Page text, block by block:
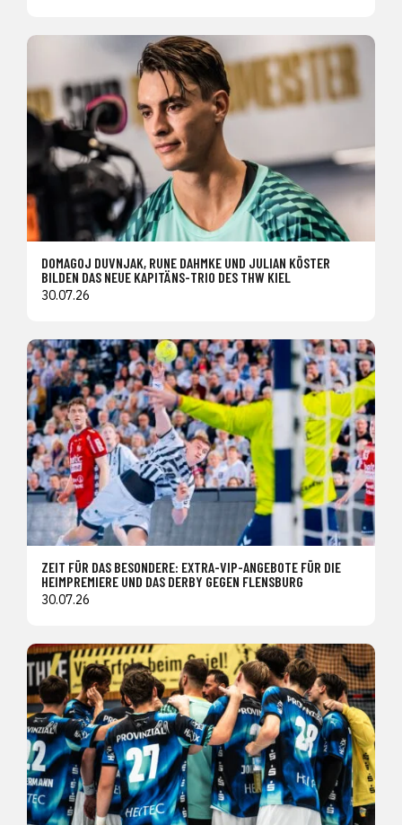
DOMAGOJ DUVNJAK, RUNE DAHMKE UND JULIAN KÖSTER
BILDEN DAS NEUE KAPITÄNS-TRIO DES THW KIEL
30.07.26
ZEIT FÜR DAS BESONDERE: EXTRA-VIP-ANGEBOTE FÜR DIE
HEIMPREMIERE UND DAS DERBY GEGEN FLENSBURG
30.07.26